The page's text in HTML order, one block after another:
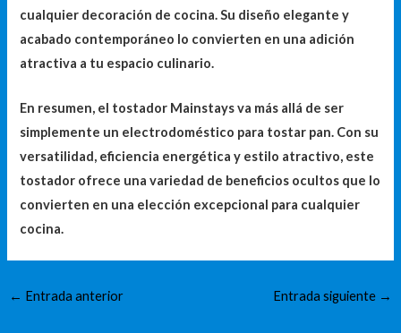
cualquier decoración de cocina. Su diseño elegante y
acabado contemporáneo lo convierten en una adición
atractiva a tu espacio culinario.
En resumen, el tostador Mainstays va más allá de ser
simplemente un electrodoméstico para tostar pan. Con su
versatilidad, eficiencia energética y estilo atractivo, este
tostador ofrece una variedad de beneficios ocultos que lo
convierten en una elección excepcional para cualquier
cocina.
← Entrada anterior Entrada siguiente →